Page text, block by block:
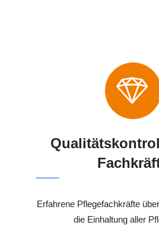
Erfahrene Pflegefachkräfte
die Einhaltung aller